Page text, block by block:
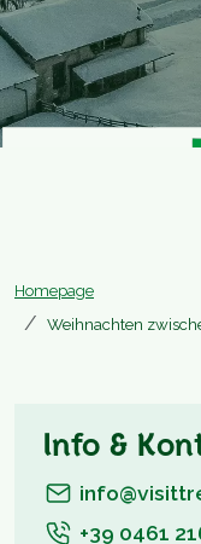
Homepage
Weihnachten
Info &
+39 0461